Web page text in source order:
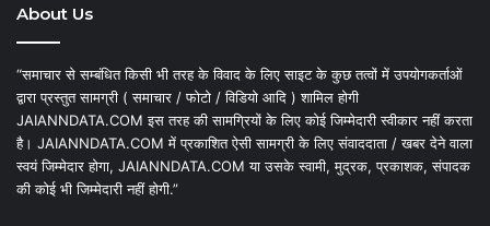
About Us
“समाचार से सम्बंधित किसी भी तरह के विवाद के लिए साइट के कुछ तत्वों में उपयोगकर्ताओं
द्वारा प्रस्तुत सामग्री ( समाचार / फोटो / विडियो आदि ) शामिल होगी
JAIANNDATA.COM इस तरह की सामग्रियों के लिए कोई जिम्मेदारी स्वीकार नहीं करता
है। JAIANNDATA.COM में प्रकाशित ऐसी सामग्री के लिए संवाददाता / खबर देने वाला
स्वयं जिम्मेदार होगा, JAIANNDATA.COM या उसके स्वामी, मुद्रक, प्रकाशक, संपादक
की कोई भी जिम्मेदारी नहीं होगी.”